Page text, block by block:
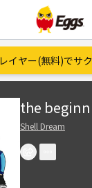
イヤー(無料)でサ
the
Shell Dream